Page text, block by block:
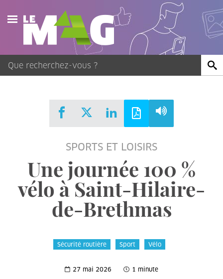
Actualités
Agenda
Publications
SPORTS ET LOISIRS
Une journée 100 %
vélo à Saint-Hilaire-
de-Brethmas
Sécurité routière Sport Vélo
27 mai 2026 1 minute